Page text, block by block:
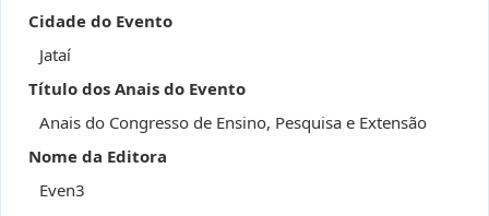
Cidade do Evento
Jataí
Título dos Anais do Evento
Anais do Congresso de Ensino, Pesquisa e Extensão
Nome da Editora
Even3